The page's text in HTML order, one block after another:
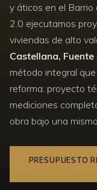
y áticos en el
2.0 ejecutamos
viviendas de alto
Castellana,
método integral
reforma: proyecto
mediciones
obra bajo una
PRESUPUESTO